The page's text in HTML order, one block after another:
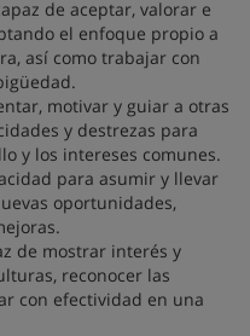
de aceptar, valorar e
el enfoque propio a
así como trabajar con
motivar y guiar a otras
y destrezas para
y los intereses comunes.
para asumir y llevar
oportunidades,
de mostrar interés y
reconocer las
con efectividad en una